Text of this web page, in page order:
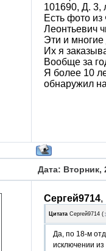
101690, Д. 3,
Есть фото
Леонтьевич
Эти и
Их я
Вообще за
Я более 10
обнаружил
Дата: Вторник,
Сергей9714,
Цитата Сергей9714 (
Да, по 18-м
исключении